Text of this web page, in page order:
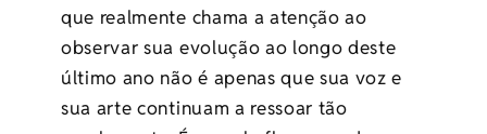
que realmente chama a atenção ao
observar sua evolução ao longo deste
último ano não é apenas que sua voz e
sua arte continuam a ressoar tão